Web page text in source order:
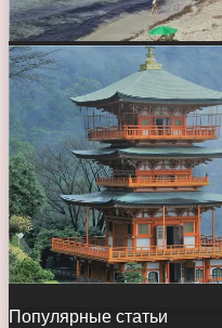
Популярные статьи